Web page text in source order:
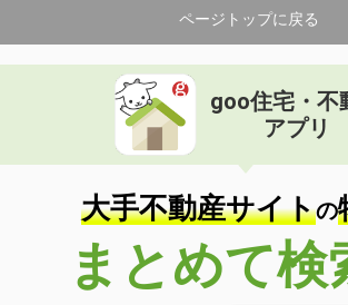
ページトップに戻る
goo住宅・不
アプリ
大手不動産サイトの
まとめて検